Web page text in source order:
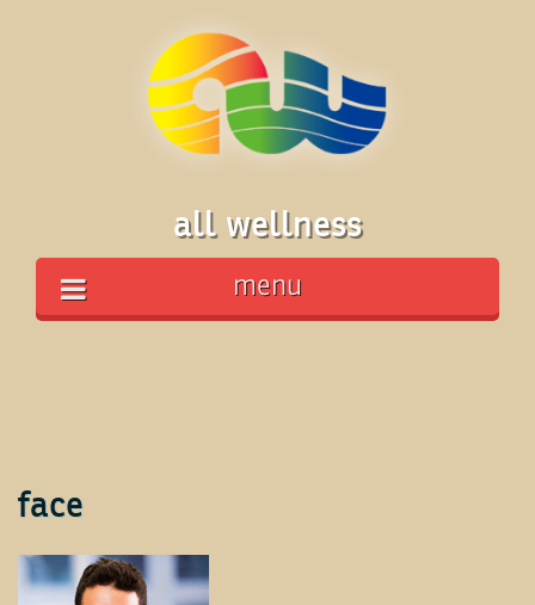
all wellness
menu
face